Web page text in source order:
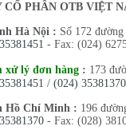
CỔ PHẦN OTB VIỆT
Hà Nội : Số 172
- Fax: (024)
xử lý đơn hàng : 173
/ (024) 35381370
Hồ Chí Minh : 196
- Fax: (028)